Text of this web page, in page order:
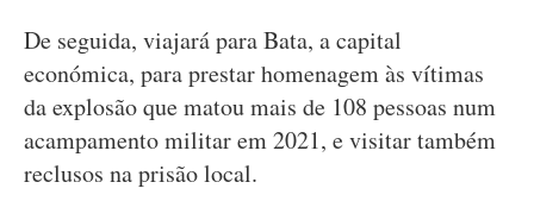
De seguida, viajará para Bata, a capital
económica, para prestar homenagem às vítimas
da explosão que matou mais de 108 pessoas num
acampamento militar em 2021, e visitar também
reclusos na prisão local.